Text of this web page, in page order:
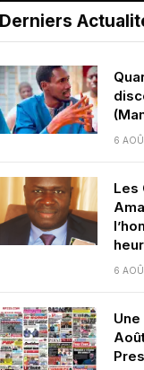
Derniers
6
Les
6